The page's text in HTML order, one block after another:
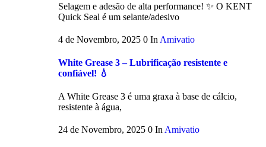
Selagem e adesão de alta performance! ✨ O KENT
Quick Seal é um selante/adesivo
4 de Novembro, 2025 0 In Amivatio
White Grease 3 – Lubrificação resistente e
confiável! 💧
A White Grease 3 é uma graxa à base de cálcio,
resistente à água,
24 de Novembro, 2025 0 In Amivatio